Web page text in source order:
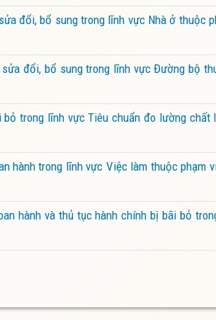
đổi, bổ sung trong lĩnh vực Nhà ở thuộc
đổi, bổ sung trong lĩnh vực Đường bộ
trong lĩnh vực Tiêu chuẩn đo lường chất
hành trong lĩnh vực Việc làm thuộc phạm
hành và thủ tục hành chính bị bãi bỏ